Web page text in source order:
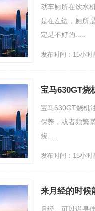
动车厕所在饮水
是在左边，厕所
定是不好的.....
发布时间：15小时
宝马630GT烧
宝马630GT烧机
保养，或者频繁
烧.....
发布时间：15小时
来月经的时候
月经，可以说是